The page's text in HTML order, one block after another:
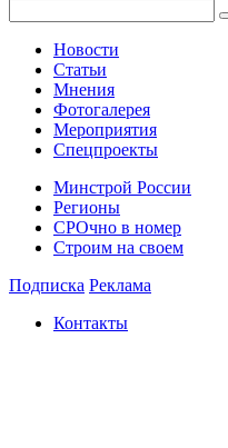
Новости
Статьи
Мнения
Фотогалерея
Мероприятия
Спецпроекты
Минстрой России
Регионы
СРОчно в номер
Строим на своем
Подписка Реклама
Контакты